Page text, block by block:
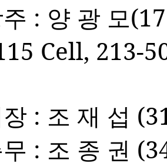
: 양 광 모(17
Cell, 213-
: 조 재 섭
: 조 종 권